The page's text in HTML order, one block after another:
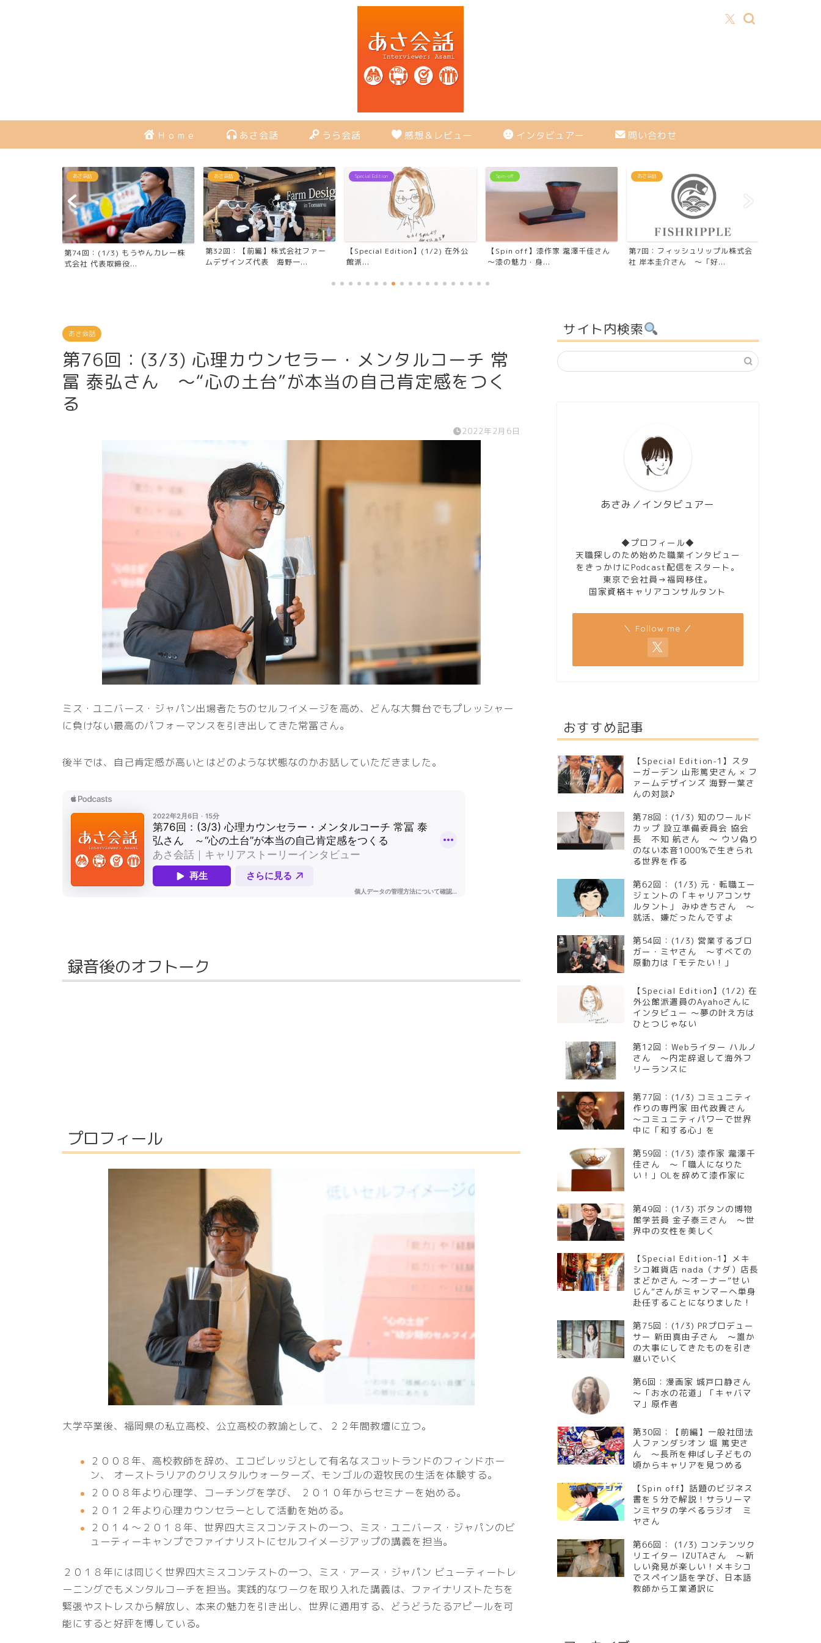
Ｈｏｍｅ あさ会話 うら会話 感想＆レビュー インタビュアー 問い合わせ
あさ会話
第74回：(1/3) もうやんカレー株
式会社 代表取締役...
あさ会話
第32回：【前編】株式会社ファー
ムデザインズ代表 海野一...
Special Edition
【Special Edition】(1/2) 在外公
館派...
Spin-off
【Spin off】漆作家 瀧澤千佳さん
～漆の魅力・身...
あさ会話
第7回：フィッシュリップル株式会
社 岸本圭介さん ～「好...
あさ会話
第76回：(3/3) 心理カウンセラー・メンタルコーチ 常
冨 泰弘さん ～“心の土台”が本当の自己肯定感をつく
る
2022年2月6日
ミス・ユニバース・ジャパン出場者たちのセルフイメージを高め、どんな大舞台でもプレッシャー
に負けない最高のパフォーマンスを引き出してきた常冨さん。
後半では、自己肯定感が高いとはどのような状態なのかお話していただきました。
録音後のオフトーク
プロフィール
大学卒業後、福岡県の私立高校、公立高校の教諭として、２２年間教壇に立つ。
２００８年、高校教師を辞め、エコビレッジとして有名なスコットランドのフィンドホー
ン、 オーストラリアのクリスタルウォーターズ、モンゴルの遊牧民の生活を体験する。
２００８年より心理学、コーチングを学び、 ２０１０年からセミナーを始める。
２０１２年より心理カウンセラーとして活動を始める。
２０１４～２０１８年、世界四大ミスコンテストの一つ、ミス・ユニバース・ジャパンのビ
ューティーキャンプでファイナリストにセルフイメージアップの講義を担当。
２０１８年には同じく世界四大ミスコンテストの一つ、ミス・アース・ジャパン ビューティートレ
ーニングでもメンタルコーチを担当。実践的なワークを取り入れた講義は、ファイナリストたちを
緊張やストレスから解放し、本来の魅力を引き出し、世界に通用する、どうどうたるアピールを可
能にすると好評を博している。
サイト内検索
あさみ／インタビュアー
◆プロフィール◆
天職探しのため始めた職業インタビュー
をきっかけにPodcast配信をスタート。
東京で会社員→福岡移住。
国家資格キャリアコンサルタント
＼ Follow me ／
おすすめ記事
【Special Edition-1】スタ
ーガーデン 山形篤史さん × フ
ァームデザインズ 海野一葉さ
んの対談♪
第78回：(1/3) 知のワールド
カップ 設立準備委員会 協会
長 不知 航さん ～ ウソ偽り
のない本音1000%で生きられ
る世界を作る
第62回： (1/3) 元・転職エー
ジェントの「キャリアコンサ
ルタント」 みゆきちさん ～
就活、嫌だったんですよ
第54回：(1/3) 営業するブロ
ガー・ミヤさん ～すべての
原動力は「モテたい！」
【Special Edition】(1/2) 在
外公館派遣員のAyahoさんに
インタビュー ～夢の叶え方は
ひとつじゃない
第12回：Webライター ハルノ
さん ～内定辞退して海外フ
リーランスに
第77回：(1/3) コミュニティ
作りの専門家 田代政貴さん
～コミュニティパワーで世界
中に「和する心」を
第59回：(1/3) 漆作家 瀧澤千
佳さん ～「職人になりた
い！」OLを辞めて漆作家に
第49回：(1/3) ボタンの博物
館学芸員 金子泰三さん ～世
界中の女性を美しく
【Special Edition-1】メキ
シコ雑貨店 nada（ナダ）店長
まどかさん ～オーナー”せい
じん”さんがミャンマーへ単身
赴任することになりました！
第75回：(1/3) PRプロデュー
サー 新田真由子さん ～誰か
の大事にしてきたものを引き
継いでいく
第6回：漫画家 城戸口静さん
～「お水の花道」「キャバマ
マ」原作者
第30回：【前編】一般社団法
人ファンダシオン 堀 篤史さ
ん ～長所を伸ばし子どもの
頃からキャリアを見つめる
【Spin off】話題のビジネス
書を５分で解説！サラリーマ
ンミヤタの学べるラジオ ミ
ヤさん
第66回： (1/3) コンテンツク
リエイター IZUTAさん ～新
しい発見が楽しい！メキシコ
でスペイン語を学び、日本語
教師から工業通訳に